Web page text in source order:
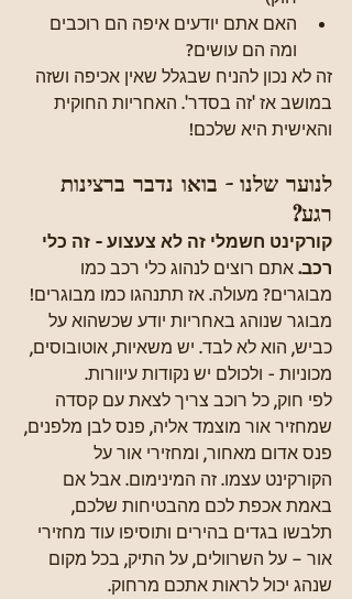
האם אתם יודעים איפה הם רוכבים
ומה הם עושים?
זה לא נכון להניח שבגלל שאין אכיפה ושזה
במושב אז 'זה בסדר'. האחריות החוקית
והאישית היא שלכם!
לנוער שלנו - בואו נדבר ברצינות
רגע?
קורקינט חשמלי זה לא צעצוע - זה כלי
רכב. אתם רוצים לנהוג כלי רכב כמו
מבוגרים? מעולה. אז תתנהגו כמו מבוגרים!
מבוגר שנוהג באחריות יודע שכשהוא על
כביש, הוא לא לבד. יש משאיות, אוטובוסים,
מכוניות - ולכולם יש נקודות עיוורות.
לפי חוק, כל רוכב צריך לצאת עם קסדה
שמחזיר אור מוצמד אליה, פנס לבן מלפנים,
פנס אדום מאחור, ומחזירי אור על
הקורקינט עצמו. זה המינימום. אבל אם
באמת אכפת לכם מהבטיחות שלכם,
תלבשו בגדים בהירים ותוסיפו עוד מחזירי
אור – על השרוולים, על התיק, בכל מקום
שנהג יכול לראות אתכם מרחוק.